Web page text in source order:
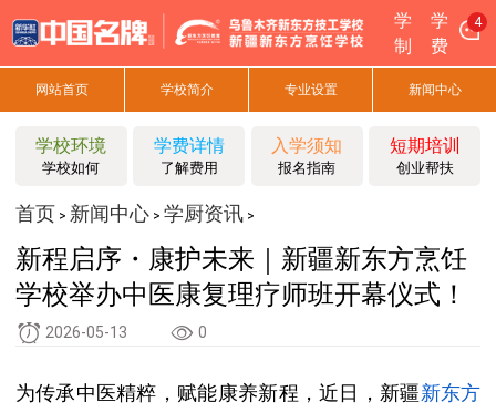
学
制
学
费
4
网站首页 学校简介 专业设置 新闻中心
学校环境
学校如何
学费详情
了解费用
入学须知
报名指南
短期培训
创业帮扶
首页 > 新闻中心> 学厨资讯>
新程启序・康护未来｜新疆新东方烹饪
学校举办中医康复理疗师班开幕仪式！
2026-05-13 0
为传承中医精粹，赋能康养新程，近日，新疆新东方